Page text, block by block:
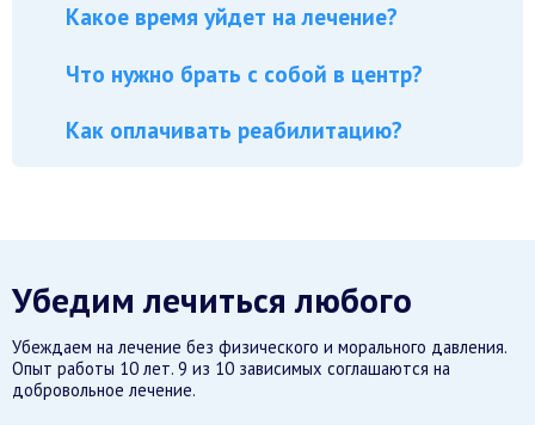
Какое время уйдет на лечение?
Что нужно брать с собой в центр?
Как оплачивать реабилитацию?
Убедим лечиться любого
Убеждаем на лечение без физического и морального давления.
Опыт работы 10 лет. 9 из 10 зависимых соглашаются на
добровольное лечение.